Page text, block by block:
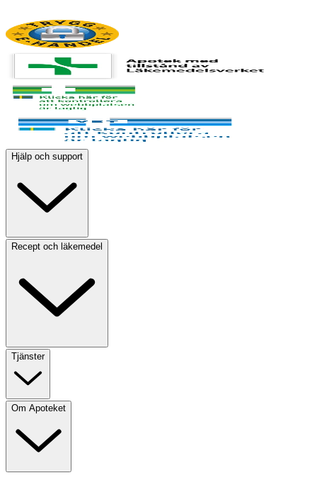
Hjälp och support
Recept och läkemedel
Tjänster
Om Apoteket